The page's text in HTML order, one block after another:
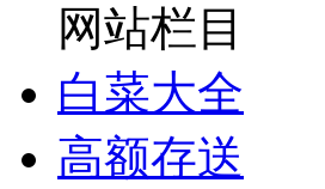
网站栏目
白菜大全
高额存送